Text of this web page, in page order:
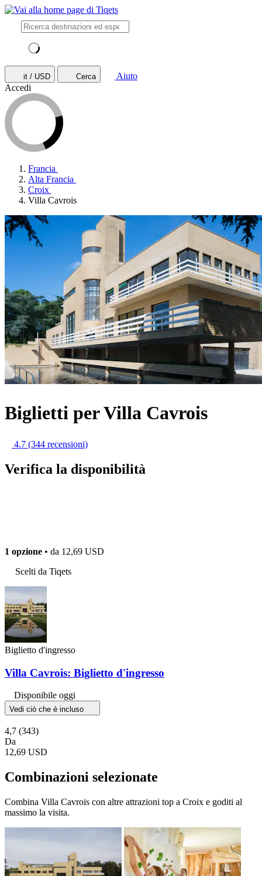
it / USD Cerca
Aiuto
Accedi
Francia
Alta Francia
Croix
Villa Cavrois
Biglietti per Villa Cavrois
4.7 (344 recensioni)
Verifica la disponibilità
1 opzione • da 12,69 USD
Scelti da Tiqets
Biglietto d'ingresso
Villa Cavrois: Biglietto d'ingresso
Disponibile oggi
Vedi ciò che è incluso
4,7 (343)
Da
12,69 USD
Combinazioni selezionate
Combina Villa Cavrois con altre attrazioni top a Croix e goditi al
massimo la visita.